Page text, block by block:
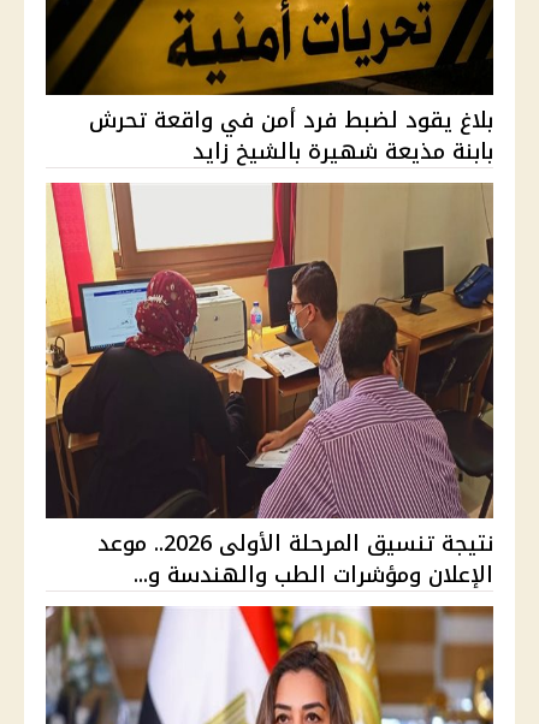
بلاغ يقود لضبط فرد أمن في واقعة تحرش
بابنة مذيعة شهيرة بالشيخ زايد
نتيجة تنسيق المرحلة الأولى 2026.. موعد
الإعلان ومؤشرات الطب والهندسة و...